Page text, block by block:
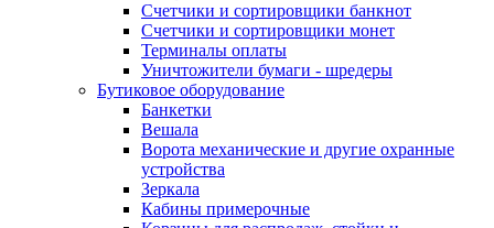
Счетчики и сортировщики банкнот
Счетчики и сортировщики монет
Терминалы оплаты
Уничтожители бумаги - шредеры
Бутиковое оборудование
Банкетки
Вешала
Ворота механические и другие охранные
устройства
Зеркала
Кабины примерочные